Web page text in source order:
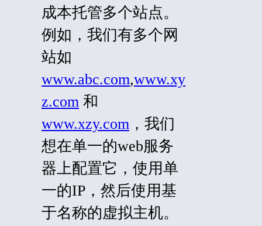
成本托管多个站点。
例如，我们有多个网
站如
www.abc.com,www.xy
z.com 和
www.xzy.com ，我们
想在单一的web服务
器上配置它，使用单
一的IP，然后使用基
于名称的虚拟主机。